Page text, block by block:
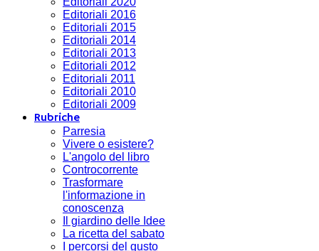
Editoriali 2016
Editoriali 2015
Editoriali 2014
Editoriali 2013
Editoriali 2012
Editoriali 2011
Editoriali 2010
Editoriali 2009
Rubriche
Parresia
Vivere o esistere?
L'angolo del libro
Controcorrente
Trasformare
l'informazione in
conoscenza
Il giardino delle Idee
La ricetta del sabato
I percorsi del gusto